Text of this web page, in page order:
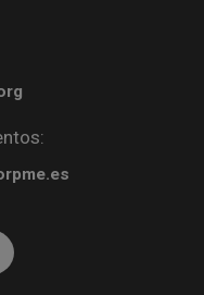
en ventana nueva)
(abre en ventana nueva)
a YouTube (abre en